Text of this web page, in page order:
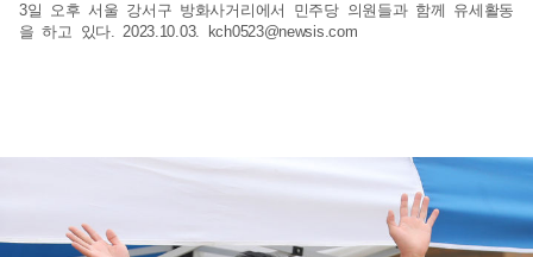
3일 오후 서울 강서구 방화사거리에서 민주당 의원들과 함께 유세활동
을 하고 있다. 2023.10.03.
kch0523@newsis.com